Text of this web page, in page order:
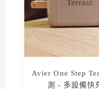
Avier One Step
測 - 多設備快